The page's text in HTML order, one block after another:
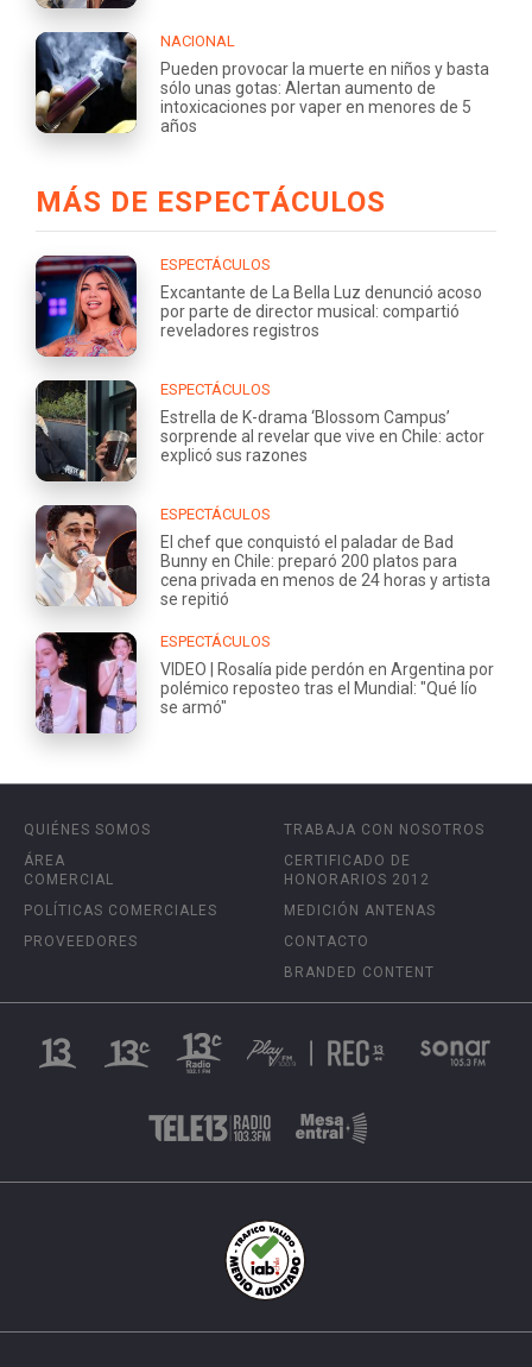
NACIONAL
Pueden provocar la muerte en niños y basta
sólo unas gotas: Alertan aumento de
intoxicaciones por vaper en menores de 5
años
MÁS DE ESPECTÁCULOS
ESPECTÁCULOS
Excantante de La Bella Luz denunció acoso
por parte de director musical: compartió
reveladores registros
ESPECTÁCULOS
Estrella de K-drama ‘Blossom Campus’
sorprende al revelar que vive en Chile: actor
explicó sus razones
ESPECTÁCULOS
El chef que conquistó el paladar de Bad
Bunny en Chile: preparó 200 platos para
cena privada en menos de 24 horas y artista
se repitió
ESPECTÁCULOS
VIDEO | Rosalía pide perdón en Argentina por
polémico reposteo tras el Mundial: "Qué lío
se armó"
QUIÉNES SOMOS
ÁREA
COMERCIAL
POLÍTICAS COMERCIALES
PROVEEDORES
TRABAJA CON NOSOTROS
CERTIFICADO DE
HONORARIOS 2012
MEDICIÓN ANTENAS
CONTACTO
BRANDED CONTENT